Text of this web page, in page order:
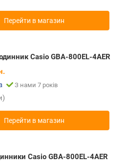
Перейти в магазин
Casio GBA-800EL-4AER
З нами 7 років
Перейти в магазин
Casio GBA-800EL-4AER